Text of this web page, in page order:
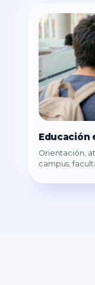
Educación
Orientación,
campus,